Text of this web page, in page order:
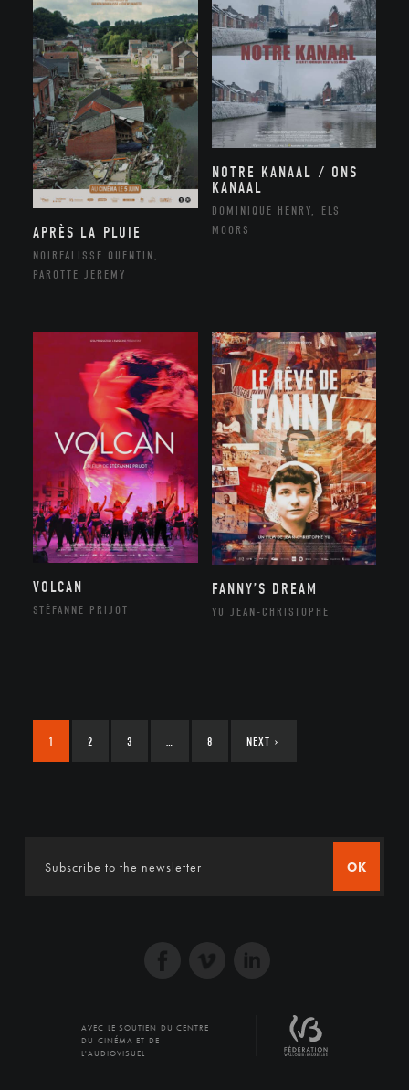
APRÈS LA PLUIE
NOIRFALISSE QUENTIN,
PAROTTE JEREMY
NOTRE KANAAL / ONS
KANAAL
DOMINIQUE HENRY, ELS
MOORS
VOLCAN
STÉFANNE PRIJOT
FANNY’S DREAM
YU JEAN-CHRISTOPHE
1 2 3 … 8 NEXT ›
OK
AVEC LE SOUTIEN DU CENTRE
DU CINÉMA ET DE
L'AUDIOVISUEL